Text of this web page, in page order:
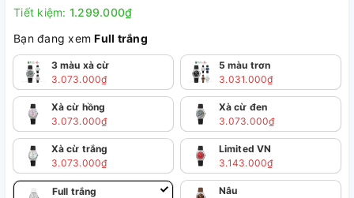
Tiết kiệm: 1.299.000₫
Bạn đang xemFull trắng
3 màu xà cừ
3.073.000₫
5 màu trơn
3.031.000₫
Xà cừ hồng
3.073.000₫
Xà cừ đen
3.073.000₫
Xà cừ trắng
3.073.000₫
Limited VN
3.143.000₫
Full trắng
Nâu